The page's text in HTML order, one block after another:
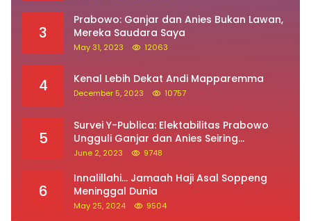
4 Kenal Lebih Dekat Andi Mapparemma
December 5, 2023 10757
5
Ungguli Ganjar dan Anies Seiring
Kepuasan Terhadap Jokowi Naik
June 2, 2023 9748
6
Meninggal Dunia
May 25, 2024 9504